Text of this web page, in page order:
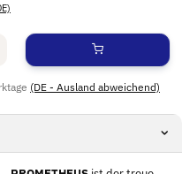
(DE - Ausland abweichend)